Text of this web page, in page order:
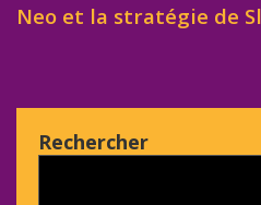
Neo et la stratégie de
Rechercher